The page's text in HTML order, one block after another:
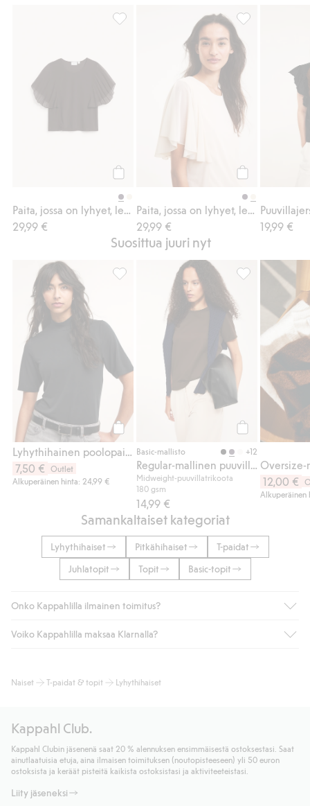
29,99 €
Paita, jossa on lyhyet, leveät hihat, Lisää
29,99 €
Paita, jossa on
19,99 €
Suosittua juuri nyt
Osta
7,50 €
Outlet
Alkuperäinen hinta: 24,99 €
Lyhythihainen poolopaita, Lisää
Basic-mallisto +12
Midweight-puuvillatrikoota
180 gsm
14,99 €
Regular-
12,00 €
Alkuperäinen
Samankaltaiset kategoriat
Lyhythihaiset Pitkähihaiset
T-paidat
Juhlatopit
Topit Basic-topit
Onko Kappahlilla ilmainen toimitus?
Jos olet Kappahl Clubin jäsen, saat aina ilmaisen toimituksen
kotiinkuljetusta). Toimituskulut poistuvat automaattisesti, kun
noutopisteeseen tai pakettiautomaattiin ja PostNordin
kotiinkuljetuksella 6,99 €, riippumatta ostosummasta.
Lue lisää
Voiko Kappahlilla maksaa Klarnalla?
maksutavat, kuten laskun, sekä muita maksuvaihtoehtoja.
Lisätietoja Klarnan maksuehdoista
Lue lisää
Naiset T-paidat & topit Lyhythihaiset
Kappahl Club.
Kappahl Clubin jäsenenä saat 20 % alennuksen ensimmäisestä ostoksestasi. Saat
ainutlaatuisia etuja, aina ilmaisen toimituksen (noutopisteeseen) yli 50 euron
ostoksista ja keräät pisteitä kaikista ostoksistasi ja aktiviteeteistasi.
Liity jäseneksi